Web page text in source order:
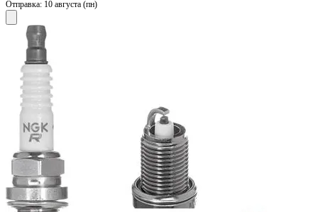
Отправка: 10 августа (пн)